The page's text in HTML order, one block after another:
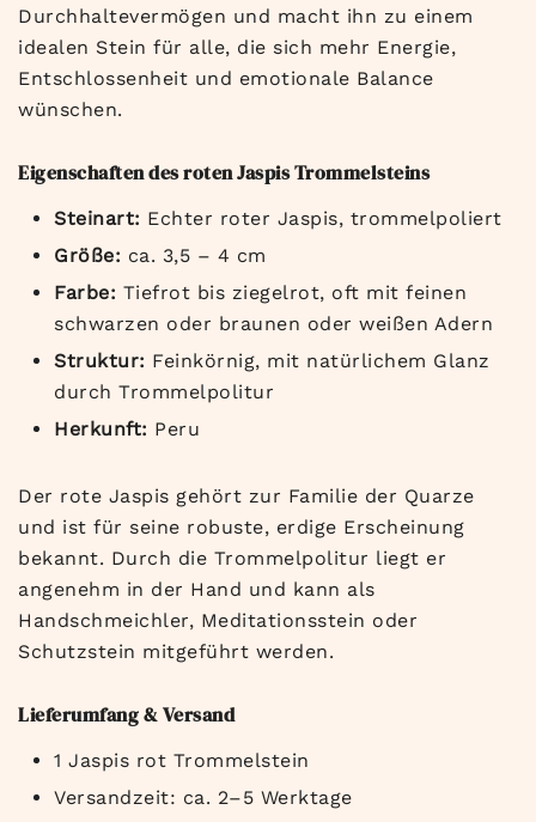
Durchhaltevermögen und macht ihn zu einem
idealen Stein für alle, die sich mehr Energie,
Entschlossenheit und emotionale Balance
wünschen.
Eigenschaften des roten Jaspis Trommelsteins
Steinart: Echter roter Jaspis, trommelpoliert
Größe: ca. 3,5 – 4 cm
Farbe: Tiefrot bis ziegelrot, oft mit feinen
schwarzen oder braunen oder weißen Adern
Struktur: Feinkörnig, mit natürlichem Glanz
durch Trommelpolitur
Herkunft: Peru
Der rote Jaspis gehört zur Familie der Quarze
und ist für seine robuste, erdige Erscheinung
bekannt. Durch die Trommelpolitur liegt er
angenehm in der Hand und kann als
Handschmeichler, Meditationsstein oder
Schutzstein mitgeführt werden.
Lieferumfang & Versand
1 Jaspis rot Trommelstein
Versandzeit: ca. 2–5 Werktage